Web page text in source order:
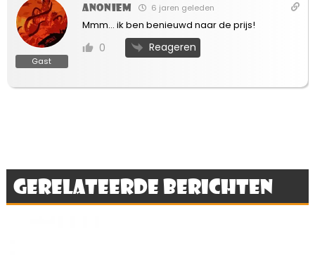
Gast
Anoniem 6 jaren geleden
Mmm… ik ben benieuwd naar de prijs!
0 Reageren
Gerelateerde berichten